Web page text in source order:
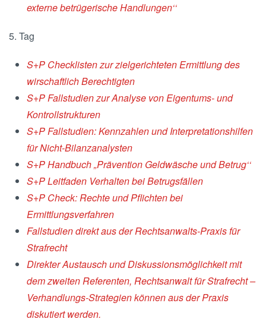
externe betrügerische Handlungen‘‘
5. Tag
S+P Checklisten zur zielgerichteten Ermittlung des
wirschaftlich Berechtigten
S+P Fallstudien zur Analyse von Eigentums- und
Kontrollstrukturen
S+P Fallstudien: Kennzahlen und Interpretationshilfen
für Nicht-Bilanzanalysten
S+P Handbuch „Prävention Geldwäsche und Betrug‘‘
S+P Leitfaden Verhalten bei Betrugsfällen
S+P Check: Rechte und Pflichten bei
Ermittlungsverfahren
Fallstudien direkt aus der Rechtsanwalts-Praxis für
Strafrecht
Direkter Austausch und Diskussionsmöglichkeit mit
dem zweiten Referenten, Rechtsanwalt für Strafrecht –
Verhandlungs-Strategien können aus der Praxis
diskutiert werden.